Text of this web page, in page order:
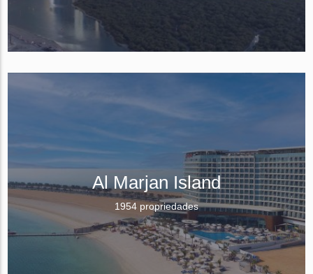
Al Marjan Island
1954 propriedades